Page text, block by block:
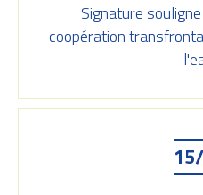
Signature
coopération